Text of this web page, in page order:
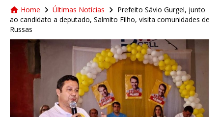
Home Últimas Notícias
Prefeito Sávio Gurgel, junto
ao candidato a deputado, Salmito Filho, visita comunidades de
Russas